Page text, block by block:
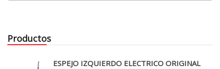
Productos
ESPEJO IZQUIERDO ELECTRICO ORIGINAL